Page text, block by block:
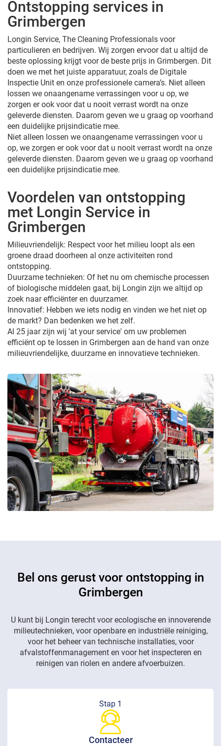
Ontstopping services in
Grimbergen
Longin Service, The Cleaning Professionals voor
particulieren en bedrijven. Wij zorgen ervoor dat u altijd de
beste oplossing krijgt voor de beste prijs in Grimbergen. Dit
doen we met het juiste apparatuur, zoals de Digitale
Inspectie Unit en onze professionele camera’s. Niet alleen
lossen we onaangename verrassingen voor u op, we
zorgen er ook voor dat u nooit verrast wordt na onze
geleverde diensten. Daarom geven we u graag op voorhand
een duidelijke prijsindicatie mee.
Niet alleen lossen we onaangename verrassingen voor u
op, we zorgen er ook voor dat u nooit verrast wordt na onze
geleverde diensten. Daarom geven we u graag op voorhand
een duidelijke prijsindicatie mee.
Voordelen van ontstopping
met Longin Service in
Grimbergen
Milieuvriendelijk: Respect voor het milieu loopt als een
groene draad doorheen al onze activiteiten rond
ontstopping.
Duurzame technieken: Of het nu om chemische processen
of biologische middelen gaat, bij Longin zijn we altijd op
zoek naar efficiënter en duurzamer.
Innovatief: Hebben we iets nodig en vinden we het niet op
de markt? Dan bedenken we het zelf.
Al 25 jaar zijn wij 'at your service' om uw problemen
efficiënt op te lossen in Grimbergen aan de hand van onze
milieuvriendelijke, duurzame en innovatieve technieken.
Bel ons gerust voor ontstopping in
Grimbergen
U kunt bij Longin terecht voor ecologische en innoverende
milieutechnieken, voor openbare en industriële reiniging,
voor het beheer van technische installaties, voor
afvalstoffenmanagement en voor het inspecteren en
reinigen van riolen en andere afvoerbuizen.
Stap 1
Contacteer